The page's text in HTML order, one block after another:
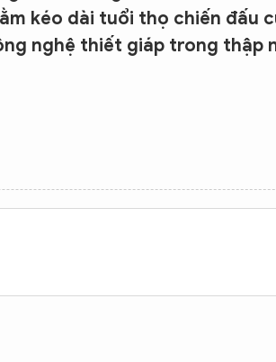
kéo dài tuổi thọ chiến đấu
nghệ thiết giáp trong thập